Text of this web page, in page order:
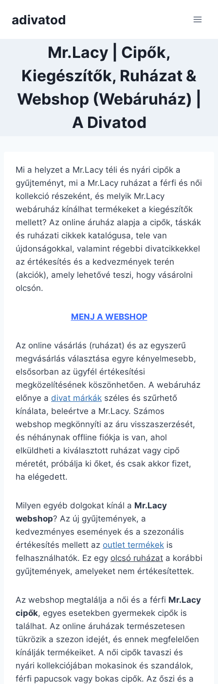
adivatod
Mr.Lacy | Cipők,
Kiegészítők, Ruházat &
Webshop (Webáruház) |
A Divatod
Mi a helyzet a Mr.Lacy téli és nyári cipők a
gyűjteményt, mi a Mr.Lacy ruházat a férfi és női
kollekció részeként, és melyik Mr.Lacy
webáruház kínálhat termékeket a kiegészítők
mellett? Az online áruház alapja a cipők, táskák
és ruházati cikkek katalógusa, tele van
újdonságokkal, valamint régebbi divatcikkekkel
az értékesítés és a kedvezmények terén
(akciók), amely lehetővé teszi, hogy vásárolni
olcsón.
MENJ A WEBSHOP
Az online vásárlás (ruházat) és az egyszerű
megvásárlás választása egyre kényelmesebb,
elsősorban az ügyfél értékesítési
megközelítésének köszönhetően. A webáruház
előnye a divat márkák széles és szűrhető
kínálata, beleértve a Mr.Lacy. Számos
webshop megkönnyíti az áru visszaszerzését,
és néhánynak offline fiókja is van, ahol
elküldheti a kiválasztott ruházat vagy cipő
méretét, próbálja ki őket, és csak akkor fizet,
ha elégedett.
Milyen egyéb dolgokat kínál a Mr.Lacy
webshop? Az új gyűjtemények, a
kedvezményes események és a szezonális
értékesítés mellett az outlet termékek is
felhasználhatók. Ez egy olcsó ruházat a korábbi
gyűjtemények, amelyeket nem értékesítettek.
Az webshop megtalálja a női és a férfi Mr.Lacy
cipők, egyes esetekben gyermekek cipők is
találhat. Az online áruházak természetesen
tükrözik a szezon idejét, és ennek megfelelően
kínálják termékeiket. A női cipők tavaszi és
nyári kollekciójában mokasinok és szandálok,
férfi papucsok vagy bokas cipők. Az őszi és a